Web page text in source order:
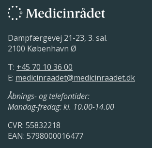
Dampfærgevej 21-23, 3. sal.
2100 København Ø
T: +45 70 10 36 00
E: medicinraadet@medicinraadet.dk
Åbnings- og telefontider:
Mandag-fredag: kl. 10.00-14.00
CVR: 55832218
EAN: 5798000016477